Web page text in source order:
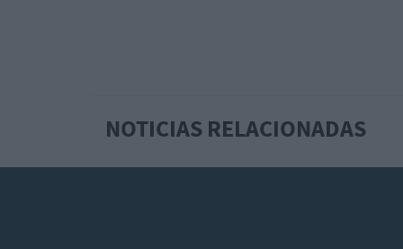
NOTICIAS RELACIONADAS